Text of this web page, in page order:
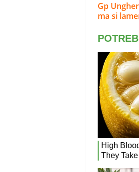
Gp
ma si